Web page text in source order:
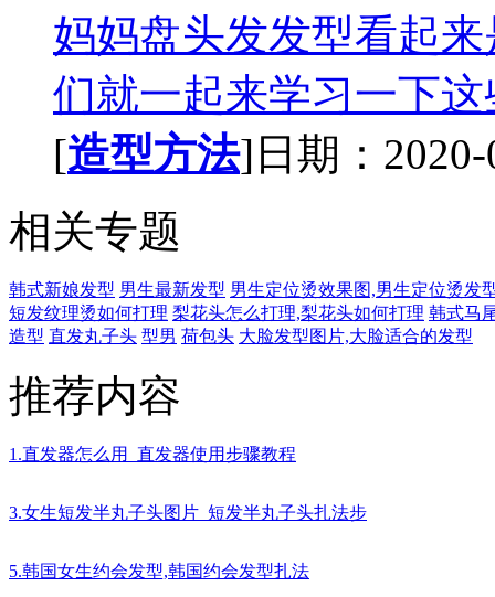
妈妈盘头发发型看起
们就一起来学习一下
[造型方法]日期：2020-
相关专题
韩式新娘发型 男生最新发型 男生定位烫效果图,男生定位烫发
短发纹理烫如何打理 梨花头怎么打理,梨花头如何打理 韩式马
造型 直发丸子头 型男 荷包头 大脸发型图片,大脸适合的发型
推荐内容
1.直发器怎么用_直发器使用步骤教程
3.女生短发半丸子头图片_短发半丸子头扎法步
5.韩国女生约会发型,韩国约会发型扎法